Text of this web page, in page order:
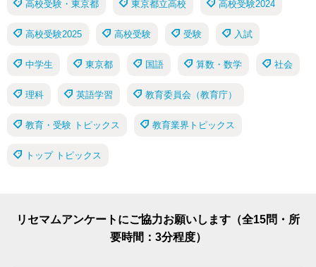
高校受験・東京都 東京都立高校 高校受験2024
高校受験2025 高校受験 受験 入試
中学生 東京都 国語 算数・数学 社会
理科 英語学習 教育委員会（教育庁）
教育・受験 トピックス 教育業界トピックス
トップ トピックス
リセマムアンケートにご協力お願いします（全15問・所
要時間：3分程度）